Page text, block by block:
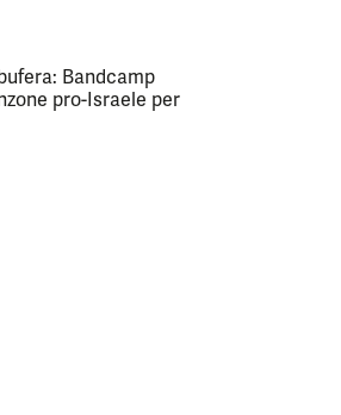
Bandcamp
pro-Israele per